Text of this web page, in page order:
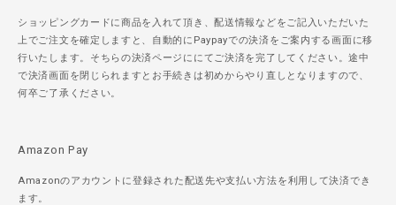
ショッピングカードに商品を入れて頂き、配送情報などをご記入いただいた
上でご注文を確定しますと、自動的にPaypayでの決済をご案内する画面に移
行いたします。そちらの決済ページににてご決済を完了してください。途中
で決済画面を閉じられますとお手続きは初めからやり直しとなりますので、
何卒ご了承ください。
Amazon Pay
Amazonのアカウントに登録された配送先や支払い方法を利用して決済でき
ます。